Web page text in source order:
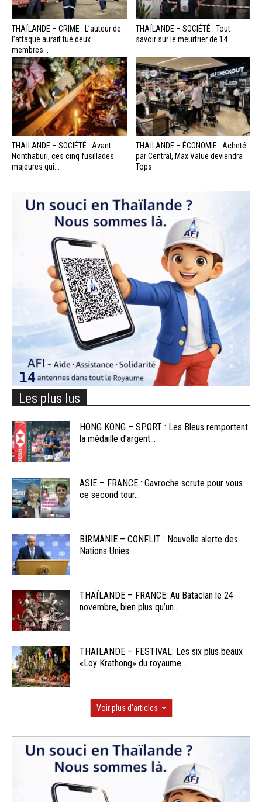
THAÏLANDE – CRIME : L’auteur de
l’attaque aurait tué deux
membres...
THAÏLANDE – SOCIÉTÉ : Tout
savoir sur le meurtrier de 14...
THAÏLANDE – SOCIÉTÉ : Avant
Nonthaburi, ces cinq fusillades
majeures qui...
THAÏLANDE – ÉCONOMIE : Acheté
par Central, Max Value deviendra
Tops
Les plus lus
HONG KONG – SPORT : Les Bleus remportent
la médaille d’argent...
ASIE – FRANCE : Gavroche scrute pour vous
ce second tour...
BIRMANIE – CONFLIT : Nouvelle alerte des
Nations Unies
THAÏLANDE – FRANCE: Au Bataclan le 24
novembre, bien plus qu’un...
THAÏLANDE – FESTIVAL: Les six plus beaux
«Loy Krathong» du royaume...
Voir plus d'articles